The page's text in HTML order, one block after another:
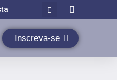
Inscreva-se